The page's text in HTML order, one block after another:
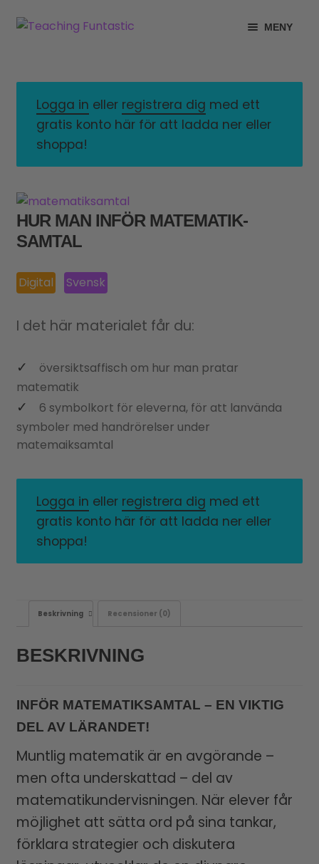
Hoppa
Gå
MENY
UNDERMENY
GRATISMATERIAL
BUTIK
LICENSER
UNDERMENY
TYPSNITT
TIPSHÖRNAN
Logga in eller registrera dig med ett
gratis konto här för att ladda ner eller
shoppa!
HUR MAN INFÖR MATEMATIK­
SAMTAL
Digital Svensk
I det här materialet får du:
översiktsaffisch om hur man pratar
matematik
6 symbolkort för eleverna, för att lanvända
symboler med handrörelser under
matemaiksamtal
Logga in eller registrera dig med ett
gratis konto här för att ladda ner eller
shoppa!
Beskrivning Recensioner (0)
BESKRIVNING
INFÖR MATEMATIKSAMTAL – EN VIKTIG
DEL AV LÄRANDET!
Muntlig matematik är en avgörande –
men ofta underskattad – del av
matematikundervisningen. När elever får
möjlighet att sätta ord på sina tankar,
förklara strategier och diskutera